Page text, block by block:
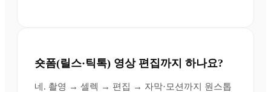
숏폼(릴스·틱톡) 영상 편집까지 하나요?
네. 촬영 → 셀렉 → 편집 → 자막·모션까지 원스톱